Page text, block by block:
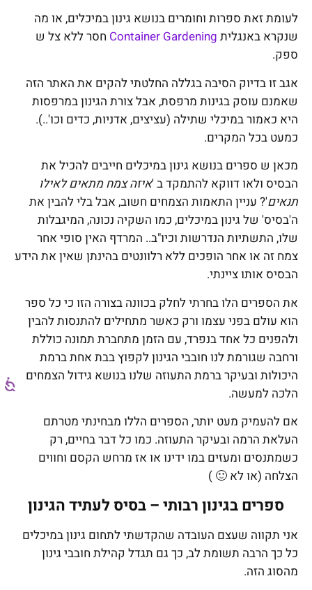
לעומת זאת ספרות וחומרים בנושא גינון במיכלים, או מה
שנקרא באנגלית Container Gardening חסר ללא צל ש
ספק.
אגב זו בדיוק הסיבה בגללה החלטתי להקים את האתר הזה
שאמנם עוסק בגינות מרפסת, אבל צורת הגינון במרפסות
היא כאמור במיכלי שתילה (עציצים, אדניות, כדים וכו'..).
כמעט בכל המקרים.
מכאן ש ספרים בנושא גינון במיכלים חייבים להכיל את
הבסיס ולאו דווקא להתמקד ב 'איזה צמח מתאים לאילו
תנאים'? עניין התאמות הצמחים חשוב, אבל בלי להבין את
ה'בסיס' של גינון במיכלים, כמו השקיה נכונה, המיגבלות
שלו, התשתיות הנדרשות וכיו"ב.. המרדף האין סופי אחר
צמח זה או אחר הופכים ללא רלוונטים בהינתן שאין את הידע
הבסיס אותו ציינתי.
את הספרים הלו בחרתי לחלק בכוונה בצורה הזו כי כל ספר
הוא עולם בפני עצמו ורק כאשר מתחילים להתנסות להבין
ולהפנים כל אחד בנפרד, עם הזמן מתחברת תמונה כוללת
ורחבה שגורמת לנו חובבי הגינון לקפוץ בבת אחת ברמת
היכולות ובעיקר ברמת התעוזה שלנו בנושא גידול הצמחים
הלכה למעשה.
אם להעמיק מעט יותר, הספרים הללו מבחינתי מטרתם
העלאת הרמה ובעיקר התעוזה. כמו כל דבר בחיים, רק
כשמתנסים ומעזים במו ידינו או אז מרחש הקסם וחווים
הצלחה (או לא 🙂 )
ספרים בגינון רבותי – בסיס לעתיד הגינון
אני תקווה שעצם העובדה שהקדשתי לתחום גינון במיכלים
כל כך הרבה תשומת לב, כך גם תגדל קהילת חובבי גינון
מהסוג הזה.